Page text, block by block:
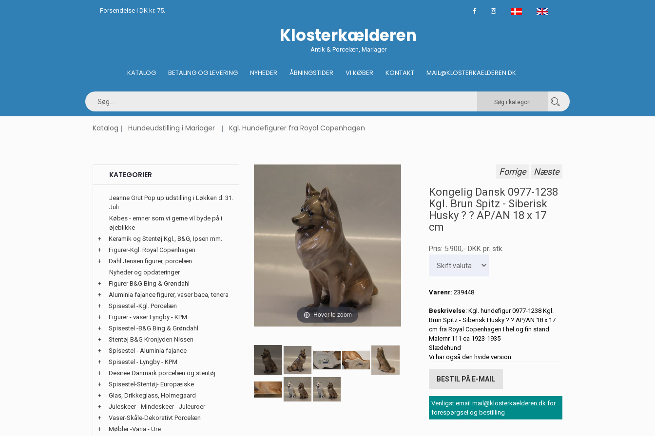
Forsendelse i DK kr. 75.
Klosterkælderen
Antik & Porcelæn, Mariager
KATALOG BETALING OG LEVERING NYHEDER ÅBNINGSTIDER VI KØBER KONTAKT MAIL@KLOSTERKAELDEREN.DK
Søg i kategori
Katalog Hundeudstilling i Mariager Kgl. Hundefigurer fra Royal Copenhagen
KATEGORIER
Jeanne Grut Pop up udstilling i Løkken d. 31.
Juli
Købes - emner som vi gerne vil byde på i
øjeblikke
+
Keramik og Stentøj Kgl., B&G, Ipsen mm.
+
Figurer-Kgl. Royal Copenhagen
+
Dahl Jensen figurer, porcelæn
Nyheder og opdateringer
+
Figurer B&G Bing & Grøndahl
+
Aluminia fajance figurer, vaser baca, tenera
+
Spisestel -Kgl. Porcelæn
+
Figurer - vaser Lyngby - KPM
+
Spisestel -B&G Bing & Grøndahl
+
Stentøj B&G Kronjyden Nissen
+
Spisestel - Aluminia fajance
+
Spisestel - Lyngby - KPM
+
Desiree Danmark porcelæn og stentøj
+
Spisestel-Stentøj- Europæiske
+
Glas, Drikkeglass, Holmegaard
+
Juleskeer - Mindeskeer - Juleuroer
+
Vaser-Skåle-Dekorativt Porcelæn
+
Møbler -Varia - Ure
Hover to zoom
Forrige Næste
Kongelig Dansk 0977-1238
Kgl. Brun Spitz - Siberisk
Husky ? ? AP/AN 18 x 17
cm
Pris: 5.900,- DKKpr. stk.
Varenr: 239448
Beskrivelse: Kgl. hundefigur 0977-1238 Kgl.
Brun Spitz - Siberisk Husky ? ? AP/AN 18 x 17
cm fra Royal Copenhagen I hel og fin stand
Malernr 111 ca 1923-1935
Slædehund
Vi har også den hvide version
BESTIL PÅ E-MAIL
Venligst email mail@klosterkaelderen.dk for
forespørgsel og bestilling